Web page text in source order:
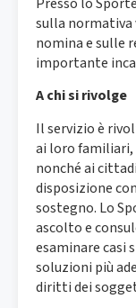
sulla normativa
nomina e sulle
importante
A chi si rivolge
Il servizio è
ai loro
nonché ai
disposizione
sostegno.​ Lo
ascolto e
esaminare casi
soluzioni più
diritti dei